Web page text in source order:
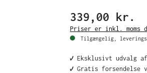
339,00 kr.
Priser er inkl. moms
Tilgængelig,
✔️ Eksklusivt udvalg af
✔️ Gratis forsendelse